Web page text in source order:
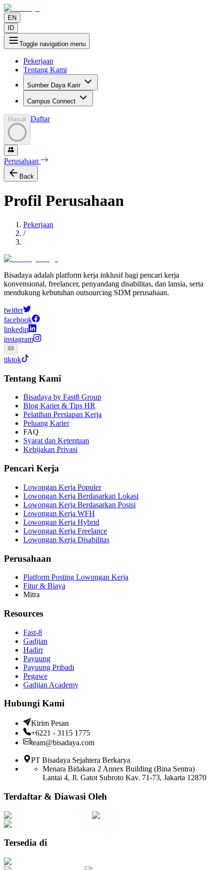
EN
ID
Toggle navigation menu
Pekerjaan
Tentang Kami
Sumber Daya Karir
Campus Connect
Masuk Daftar
Perusahaan
Back
Profil Perusahaan
Pekerjaan
/
Bisadaya adalah platform kerja inklusif bagi pencari kerja
konvensional, freelancer, penyandang disabilitas, dan lansia, serta
mendukung kebutuhan outsourcing SDM perusahaan.
twitter
facebook
linkedin
instagram
tiktok
Tentang Kami
Bisadaya by Fast8 Group
Blog Karier & Tips HR
Pelatihan Persiapan Kerja
Peluang Karier
FAQ
Syarat dan Ketentuan
Kebijakan Privasi
Pencari Kerja
Lowongan Kerja Populer
Lowongan Kerja Berdasarkan Lokasi
Lowongan Kerja Berdasarkan Posisi
Lowongan Kerja WFH
Lowongan Kerja Hybrid
Lowongan Kerja Freelance
Lowongan Kerja Disabilitas
Perusahaan
Platform Posting Lowongan Kerja
Fitur & Biaya
Mitra
Resources
Fast-8
Gadjian
Hadirr
Payuung
Payuung Pribadi
Pegawe
Gadjian Academy
Hubungi Kami
Kirim Pesan
+6221 - 3115 1775
team@bisadaya.com
PT Bisadaya Sejahtera Berkarya
Menara Bidakara 2 Annex Building (Bina Sentra)
Lantai 4, Jl. Gatot Subroto Kav. 71-73, Jakarta 12870
Terdaftar & Diawasi Oleh
Tersedia di